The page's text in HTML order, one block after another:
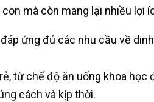
mà còn mang lại nhiều lợi
ứng đủ các nhu cầu về
từ chế độ ăn uống khoa học
cách và kịp thời.